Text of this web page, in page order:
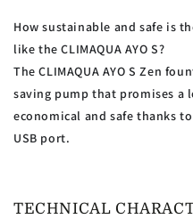
How sustainable and safe is
like the CLIMAQUA AYO S?
The CLIMAQUA AYO S Zen
saving pump that promises a
economical and safe thanks
USB port.
TECHNICAL